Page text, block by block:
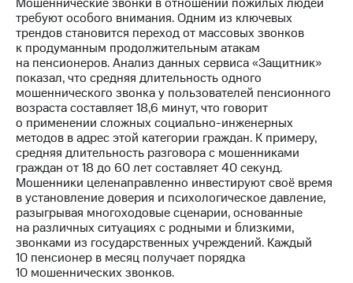
Новости
в
регионе
и акционерам
Корпоративное
управление
Корпоративный
секретарь
Раскрытие
информации
Информация
акционерам
Документы
ПАО
"МТС"
Собрания
требуют особого внимания. Одним из ключевых
трендов становится переход от массовых звонков
к продуманным продолжительным атакам
на пенсионеров. Анализ данных сервиса «Защитник»
показал, что средняя длительность одного
мошеннического звонка у пользователей пенсионного
возраста составляет 18,6 минут, что говорит
о применении сложных социально-инженерных
методов в адрес этой категории граждан. К примеру,
средняя длительность разговора с мошенниками
граждан от 18 до 60 лет составляет 40 секунд.
Мошенники целенаправленно инвестируют своё время
в установление доверия и психологическое давление,
разыгрывая многоходовые сценарии, основанные
на различных ситуациях с родными и близкими,
звонками из государственных учреждений. Каждый
10 пенсионер в месяц получает порядка
10 мошеннических звонков.